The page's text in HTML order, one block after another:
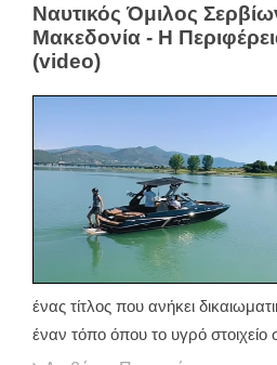
Ναυτικός Όμιλος
Μακεδονία - Η
(video)
ένας τίτλος που ανήκει
έναν τόπο όπου το υγρό στοιχείο